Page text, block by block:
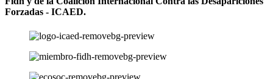
Forzadas - ICAED.